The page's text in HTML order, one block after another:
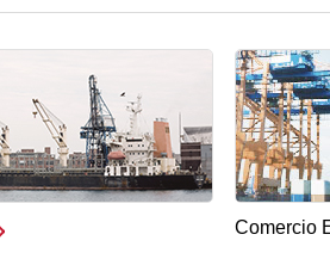
Comercio